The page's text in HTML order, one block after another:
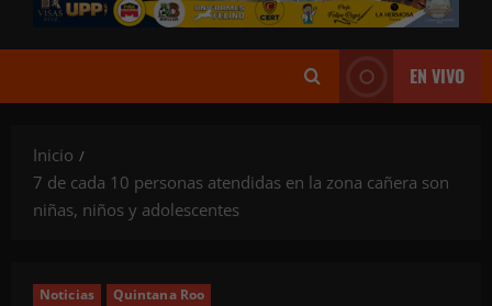
EN VIVO
Inicio
7 de cada 10 personas atendidas en la zona cañera son
niñas, niños y adolescentes
Noticias Quintana Roo